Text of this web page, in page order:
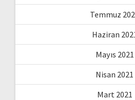
Temmuz
Haziran
Mayıs 2021
Nisan 2021
Mart 2021